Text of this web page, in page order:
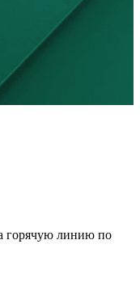
гибели
катера и лодки в
горячую линию по